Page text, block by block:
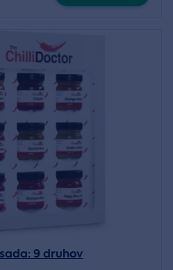
9 druhov